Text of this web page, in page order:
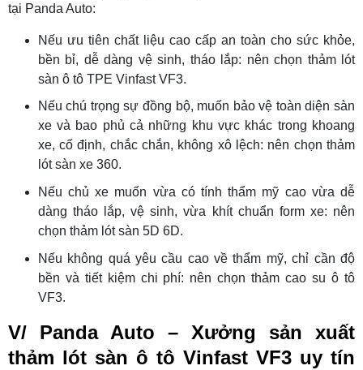
tại Panda Auto:
Nếu ưu tiên chất liệu cao cấp an toàn cho sức khỏe,
bền bỉ, dễ dàng vệ sinh, tháo lắp: nên chọn thảm lót
sàn ô tô TPE Vinfast VF3.
Nếu chú trọng sự đồng bộ, muốn bảo vệ toàn diện sàn
xe và bao phủ cả những khu vực khác trong khoang
xe, cố định, chắc chắn, không xô lệch: nên chọn thảm
lót sàn xe 360.
Nếu chủ xe muốn vừa có tính thẩm mỹ cao vừa dễ
dàng tháo lắp, vệ sinh, vừa khít chuẩn form xe: nên
chọn thảm lót sàn 5D 6D.
Nếu không quá yêu cầu cao về thẩm mỹ, chỉ cần độ
bền và tiết kiệm chi phí: nên chọn thảm cao su ô tô
VF3.
V/ Panda Auto – Xưởng sản xuất
thảm lót sàn ô tô Vinfast VF3 uy tín